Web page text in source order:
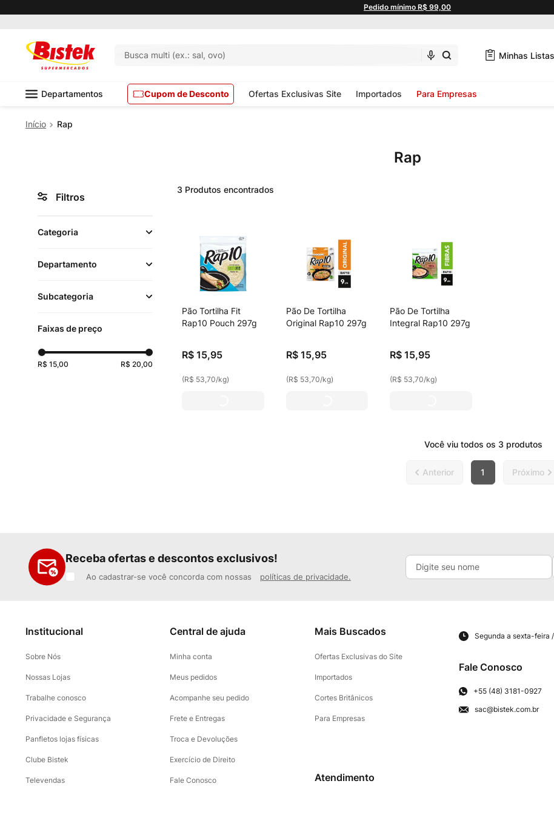
Pedido mínimo R$ 99,00
Busca multi (ex.: sal, ovo) Minhas Listas
Departamentos Cupom de Desconto Ofertas Exclusivas Site Importados Para Empresas
Rap
Rap
Filtros
Categoria
Departamento
Subcategoria
Funcionais e Integrais
(1)
Faixas de preço
R$ 15,00 R$ 20,00
3 Produtos
Pão Tortilha Fit
Rap10 Pouch 297g
R$ 15,95
(R$ 53,70/kg)
Pão De Tortilha
Original Rap10 297g
R$ 15,95
(R$ 53,70/kg)
Pão De Tortilha
Integral Rap10 297g
R$ 15,95
(R$ 53,70/kg)
Você viu todos os 3 produtos
1
Receba ofertas e descontos exclusivos!
Ao cadastrar-se você concorda com nossas políticas de privacidade.
Institucional
Sobre Nós
Nossas Lojas
Trabalhe conosco
Privacidade e Segurança
Panfletos lojas físicas
Clube Bistek
Televendas
Central de ajuda
Minha conta
Meus pedidos
Acompanhe seu pedido
Frete e Entregas
Troca e Devoluções
Exercício de Direito
Fale Conosco
Mais Buscados
Ofertas Exclusivas do Site
Importados
Cortes Britânicos
Para Empresas
Atendimento
Segunda a sexta-feira
Fale Conosco
+55 (48) 3181-0927
sac@bistek.com.br